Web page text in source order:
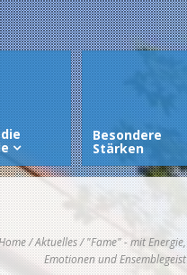
Besondere
Stärken
/Aktuelles/ "Fame" - mit Energie,
Emotionen und Ensemblegeist